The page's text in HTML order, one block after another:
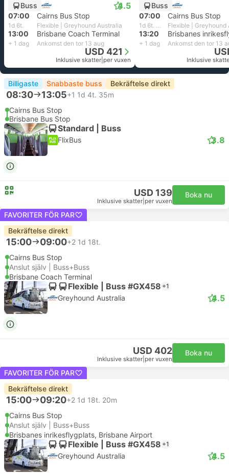
Buss
4.5
07:00 Cairns Bus Stop
1d 6t. Flexible | Greyhound Australia
13:00 Brisbane Coach Terminal
+ 1 dag Ankomst den tor 13 aug
USD 421
Inklusive skatter per vuxen
Buss
07:00
Cairns Bus Stop
1d 6t. 20m Flexible | Greyhound
13:20
+ 1 dag Ankomst den tor 13
Inklusive
Billigaste Snabbaste buss Bekräftelse direkt
08:30 13:05+1 1d 4t. 35m
Cairns Bus Stop
Brisbane Bus Stop
Standard | Buss
FlixBus 3.8
USD 139
Inklusive skatter per vuxen
Boka nu
FAVORITER FÖR PAR
Bekräftelse direkt
15:00 09:00+2 1d 18t.
Cairns Bus Stop
Anslut själv | Buss+Buss
Brisbane Coach Terminal
Flexible | Buss #GX458 +1
Greyhound Australia 4.5
USD 402
Inklusive skatter per vuxen
Boka nu
FAVORITER FÖR PAR
Bekräftelse direkt
15:00 09:20+2 1d 18t. 20m
Cairns Bus Stop
Anslut själv | Buss+Buss
Brisbanes inrikesflygplats, Brisbane Airport
Flexible | Buss #GX458 +1
Greyhound Australia 4.5